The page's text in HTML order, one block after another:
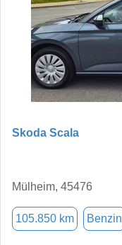
Skoda Scala
Mülheim, 45476
105.850 km Benzin